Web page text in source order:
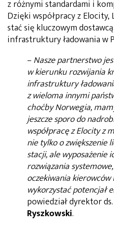
z różnymi standardami i
Dzięki współpracy z Elocity,
stać się kluczowym
infrastruktury ładowania w
–Nasze partnerstwo
w kierunku rozwijania
infrastruktury
z wieloma innymi
choćby Norwegia,
jeszcze sporo do
współpracę z Elocity z
nie tylko o zwiększenie
stacji, ale wyposażenie
rozwiązania
oczekiwania kierowców
wykorzystać potencjał
powiedział dyrektor
Ryszkowski.